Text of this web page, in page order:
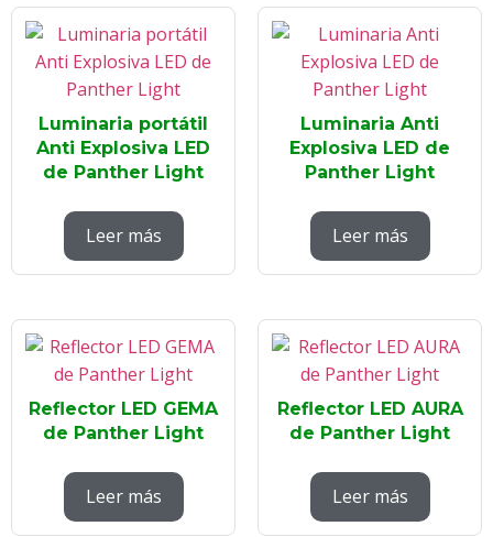
Luminaria portátil
Anti Explosiva LED
de Panther Light
Leer más
Luminaria Anti
Explosiva LED de
Panther Light
Leer más
Reflector LED GEMA
de Panther Light
Leer más
Reflector LED AURA
de Panther Light
Leer más